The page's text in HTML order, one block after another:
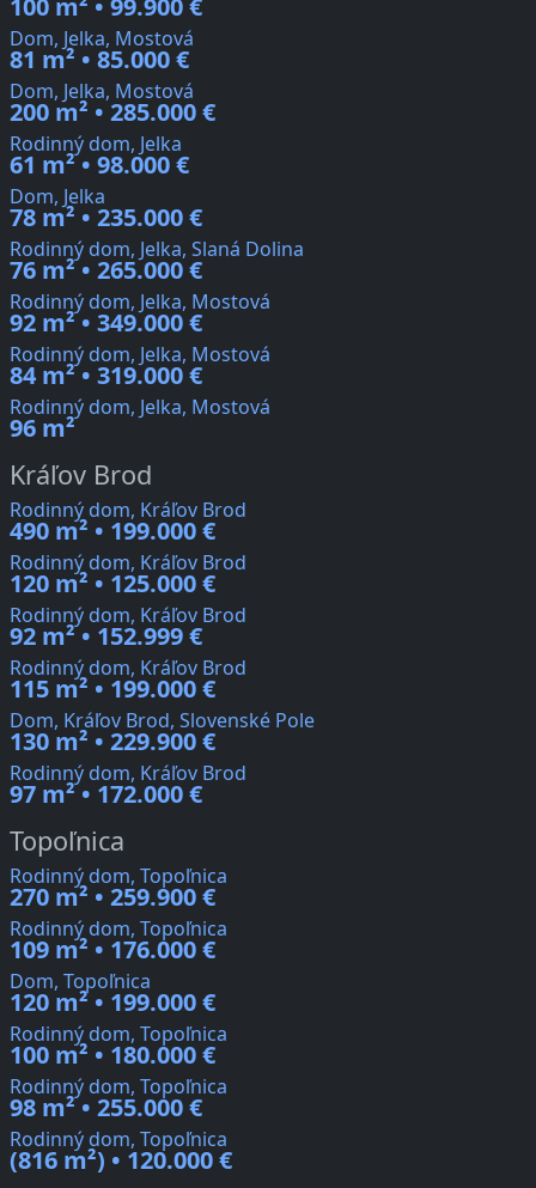
100 m² • 99.900 €
Dom, Jelka, Mostová
81 m² • 85.000 €
Dom, Jelka, Mostová
200 m² • 285.000 €
Rodinný dom, Jelka
61 m² • 98.000 €
Dom, Jelka
78 m² • 235.000 €
Rodinný dom, Jelka, Slaná Dolina
76 m² • 265.000 €
Rodinný dom, Jelka, Mostová
92 m² • 349.000 €
Rodinný dom, Jelka, Mostová
84 m² • 319.000 €
Rodinný dom, Jelka, Mostová
96 m²
Kráľov Brod
Rodinný dom, Kráľov Brod
490 m² • 199.000 €
Rodinný dom, Kráľov Brod
120 m² • 125.000 €
Rodinný dom, Kráľov Brod
92 m² • 152.999 €
Rodinný dom, Kráľov Brod
115 m² • 199.000 €
Dom, Kráľov Brod, Slovenské Pole
130 m² • 229.900 €
Rodinný dom, Kráľov Brod
97 m² • 172.000 €
Topoľnica
Rodinný dom, Topoľnica
270 m² • 259.900 €
Rodinný dom, Topoľnica
109 m² • 176.000 €
Dom, Topoľnica
120 m² • 199.000 €
Rodinný dom, Topoľnica
100 m² • 180.000 €
Rodinný dom, Topoľnica
98 m² • 255.000 €
Rodinný dom, Topoľnica
(816 m²) • 120.000 €